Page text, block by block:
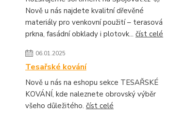
Nově u nás najdete kvalitní dřevěné
materiály pro venkovní použití – terasová
prkna, fasádní obklady i plotovk... číst celé
06.01.2025
Tesařské kování
Nově u nás na eshopu sekce TESAŘSKÉ
KOVÁNÍ, kde naleznete obrovský výběr
všeho důležitého. číst celé